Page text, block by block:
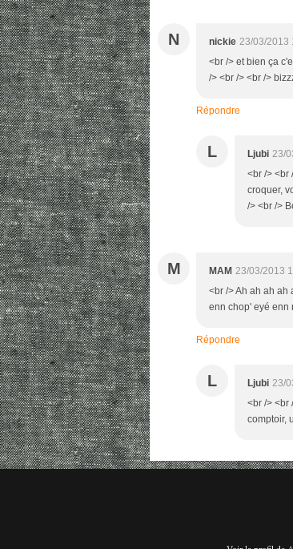
N nickie 23/03/2013
<br /> et bien ça
/> <br /> <br />
Répondre
L Ljubi 23/
<br /> <br
croquer,
/> <br />
M MAM 23/03/2013
<br /> Ah ah ah ah
enn chop' eyé enn
Répondre
L Ljubi 23/
<br /> <br
comptoir,